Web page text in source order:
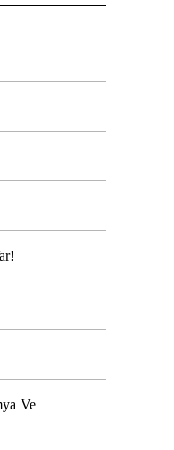
Ve